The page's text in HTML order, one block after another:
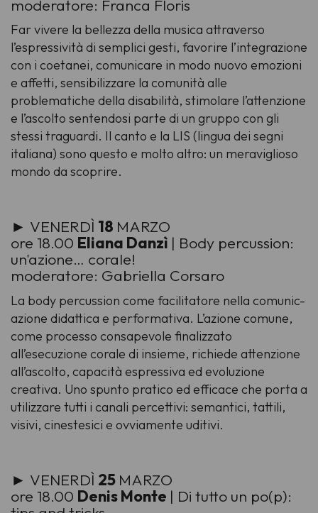
moderatore: Franca Floris
Far vivere la bellezza della musica attraverso
l’espressività di semplici gesti, favorire l’integrazione
con i coetanei, comunicare in modo nuovo emozioni
e affetti, sensibilizzare la comunità alle
problematiche della disabilità, stimolare l’attenzione
e l’ascolto sentendosi parte di un gruppo con gli
stessi traguardi. Il canto e la LIS (lingua dei segni
italiana) sono questo e molto altro: un meraviglioso
mondo da scoprire.
► VENERDÌ 18 MARZO
ore 18.00 Eliana Danzì | Body percussion:
un'azione… corale!
moderatore: Gabriella Corsaro
La body percussion come facilitatore nella comunic-
azione didattica e performativa. L’azione comune,
come processo consapevole finalizzato
all’esecuzione corale di insieme, richiede attenzione
all’ascolto, capacità espressiva ed evoluzione
creativa. Uno spunto pratico ed efficace che porta a
utilizzare tutti i canali percettivi: semantici, tattili,
visivi, cinestesici e ovviamente uditivi.
► VENERDÌ 25 MARZO
ore 18.00 Denis Monte | Di tutto un po(p):